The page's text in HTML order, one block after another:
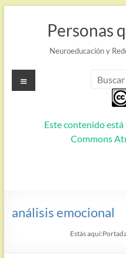
Personas
Neuroeducación y
Este contenido está
Commons
Menú
análisis emocional
Estás aquí: